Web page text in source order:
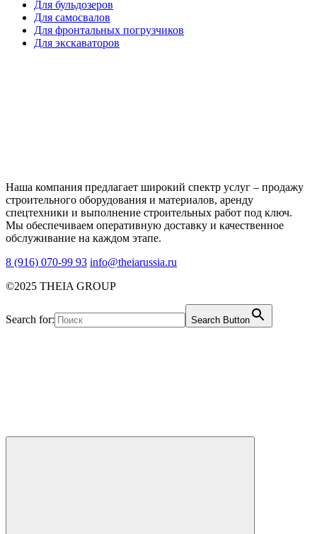
Для бульдозеров
Для самосвалов
Для фронтальных погрузчиков
Для экскаваторов
Наша компания предлагает широкий спектр услуг – продажу
строительного оборудования и материалов, аренду
спецтехники и выполнение строительных работ под ключ.
Мы обеспечиваем оперативную доставку и качественное
обслуживание на каждом этапе.
8 (916) 070-99 93 info@theiarussia.ru
©2025 THEIA GROUP
Search for: Search Button